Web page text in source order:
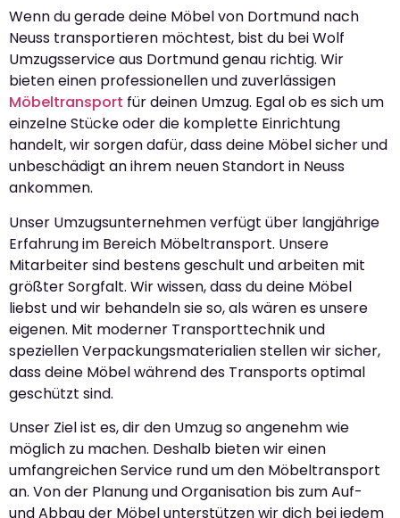
Wenn du gerade deine Möbel von Dortmund nach
Neuss transportieren möchtest, bist du bei Wolf
Umzugsservice aus Dortmund genau richtig. Wir
bieten einen professionellen und zuverlässigen
Möbeltransport für deinen Umzug. Egal ob es sich um
einzelne Stücke oder die komplette Einrichtung
handelt, wir sorgen dafür, dass deine Möbel sicher und
unbeschädigt an ihrem neuen Standort in Neuss
ankommen.
Unser Umzugsunternehmen verfügt über langjährige
Erfahrung im Bereich Möbeltransport. Unsere
Mitarbeiter sind bestens geschult und arbeiten mit
größter Sorgfalt. Wir wissen, dass du deine Möbel
liebst und wir behandeln sie so, als wären es unsere
eigenen. Mit moderner Transporttechnik und
speziellen Verpackungsmaterialien stellen wir sicher,
dass deine Möbel während des Transports optimal
geschützt sind.
Unser Ziel ist es, dir den Umzug so angenehm wie
möglich zu machen. Deshalb bieten wir einen
umfangreichen Service rund um den Möbeltransport
an. Von der Planung und Organisation bis zum Auf-
und Abbau der Möbel unterstützen wir dich bei jedem